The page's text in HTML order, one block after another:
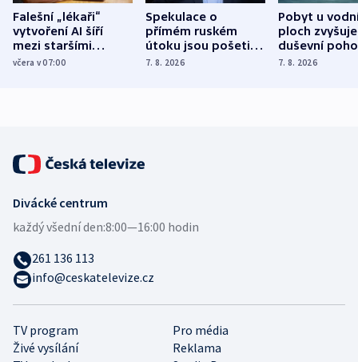
Falešní „lékaři“
vytvoření AI šíří
mezi staršími
Poláky nebezpečné
včera v 07:00
Spekulace o
přímém ruském
útoku jsou pošetilé,
míní estonský
7. 8. 2026
Pobyt u
ploch zvyšuje
duševní
ukázala
7. 8. 2026
TV program
Pro média
Živé vysílání
Reklama
Divácké centrum
každý všední den:8:00—16:00 hodin
261 136 113
info@ceskatelevize.cz